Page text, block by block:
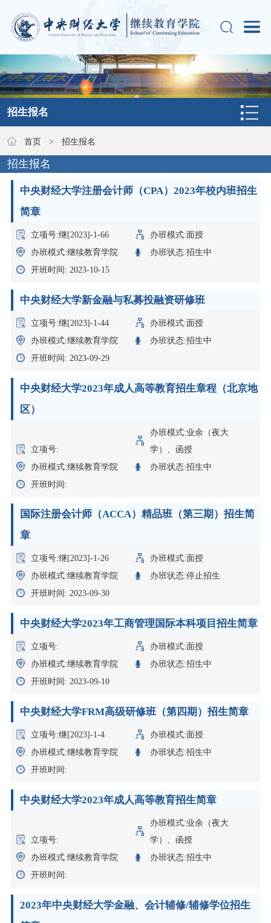
招生报名
首页 > 招生报名
招生报名
中央财经大学注册会计师（CPA）2023年校内班招生
简章
立项号:继[2023]-1-66
办班模式:面授
办班模式:继续教育学院
办班状态:招生中
开班时间: 2023-10-15
中央财经大学新金融与私募投融资研修班
立项号:继[2023]-1-44
办班模式:面授
办班模式:继续教育学院
办班状态:招生中
开班时间: 2023-09-29
中央财经大学2023年成人高等教育招生章程（北京地
区）
立项号:
办班模式:业余（夜大
学）、函授
办班模式:继续教育学院
办班状态:招生中
开班时间:
国际注册会计师（ACCA）精品班（第三期）招生简
章
立项号:继[2023]-1-26
办班模式:面授
办班模式:继续教育学院
办班状态:停止招生
开班时间: 2023-09-30
中央财经大学2023年工商管理国际本科项目招生简章
立项号:
办班模式:面授
办班模式:继续教育学院
办班状态:招生中
开班时间: 2023-09-10
中央财经大学FRM高级研修班（第四期）招生简章
立项号:继[2023]-1-4
办班模式:面授
办班模式:继续教育学院
办班状态:招生中
开班时间:
中央财经大学2023年成人高等教育招生简章
立项号:
办班模式:业余（夜大
学）、函授
办班模式:继续教育学院
办班状态:招生中
开班时间:
2023年中央财经大学金融、会计辅修/辅修学位招生